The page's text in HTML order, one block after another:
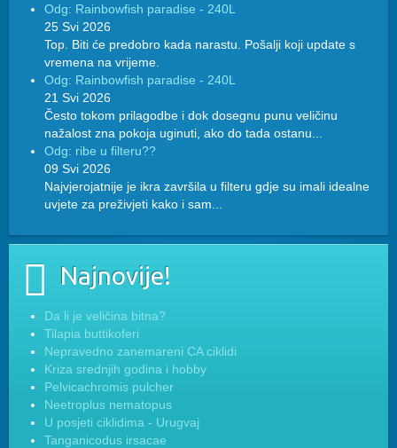
Odg: Rainbowfish paradise - 240L
25 Svi 2026
Top. Biti će predobro kada narastu. Pošalji koji update s
vremena na vrijeme.
Odg: Rainbowfish paradise - 240L
21 Svi 2026
Često tokom prilagodbe i dok dosegnu punu veličinu
nažalost zna pokoja uginuti, ako do tada ostanu...
Odg: ribe u filteru??
09 Svi 2026
Najvjerojatnije je ikra završila u filteru gdje su imali idealne
uvjete za preživjeti kako i sam...
Najnovije!
Da li je veličina bitna?
Tilapia buttikoferi
Nepravedno zanemareni CA ciklidi
Kriza srednjih godina i hobby
Pelvicachromis pulcher
Neetroplus nematopus
U posjeti ciklidima - Urugvaj
Tanganicodus irsacae